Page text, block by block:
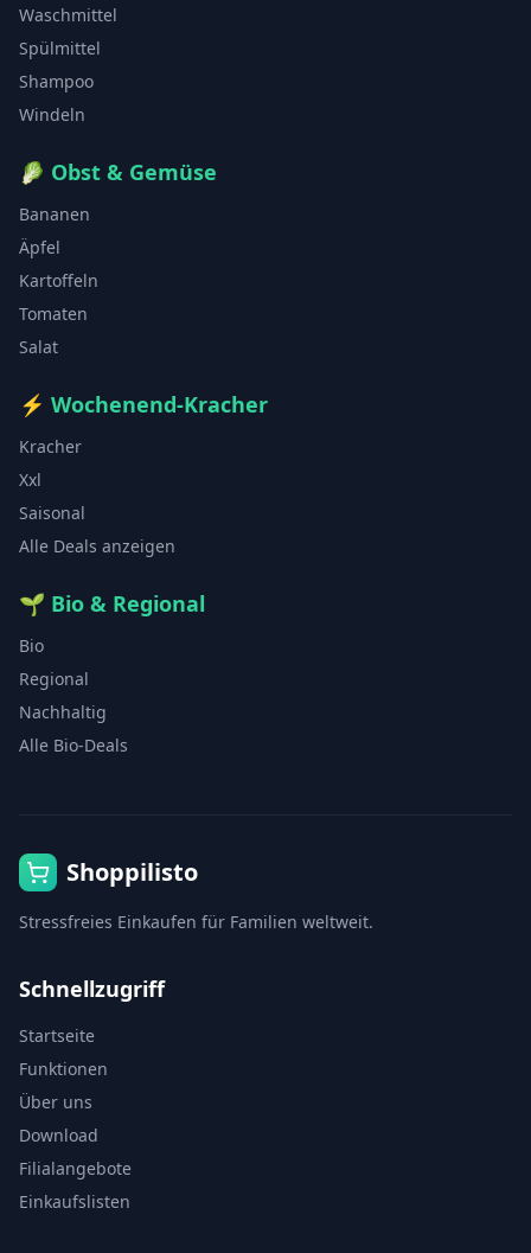
Waschmittel
Spülmittel
Shampoo
Windeln
🥬 Obst & Gemüse
Bananen
Äpfel
Kartoffeln
Tomaten
Salat
⚡ Wochenend-Kracher
Kracher
Xxl
Saisonal
Alle Deals anzeigen
🌱 Bio & Regional
Bio
Regional
Nachhaltig
Alle Bio-Deals
Shoppilisto
Stressfreies Einkaufen für Familien weltweit.
Schnellzugriff
Startseite
Funktionen
Über uns
Download
Filialangebote
Einkaufslisten